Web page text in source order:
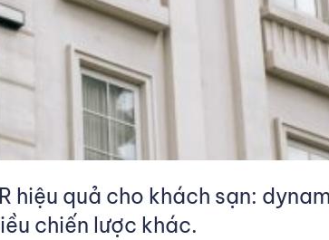
hiệu quả cho khách sạn:
chiến lược khác.